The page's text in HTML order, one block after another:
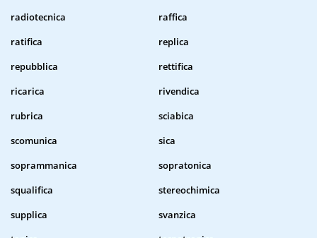
radiotecnica
raffica
ratifica
replica
repubblica
rettifica
ricarica
rivendica
rubrica
sciabica
scomunica
sica
soprammanica
sopratonica
squalifica
stereochimica
supplica
svanzica